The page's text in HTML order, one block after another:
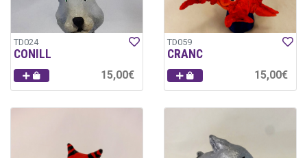
TD024
CONILL
15,00€
TD059
CRANC
15,00€